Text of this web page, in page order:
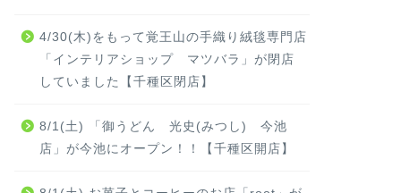
4/30(木)をもって覚王山の手織り絨毯専門店
「インテリアショップ マツバラ」が閉店
していました【千種区閉店】
8/1(土) 「御うどん 光史(みつし) 今池
店」が今池にオープン！！【千種区開店】